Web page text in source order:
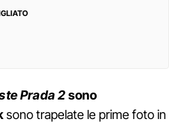
Prada 2sono
sono trapelate le prime foto in